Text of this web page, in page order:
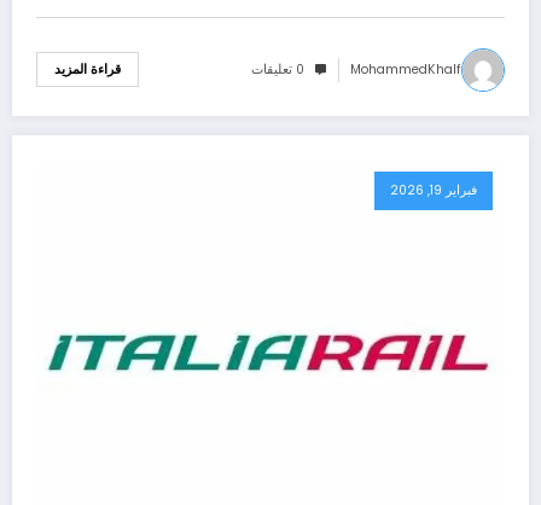
MohammedKhalf 0 تعليقات قراءة المزيد
فبراير 19, 2026